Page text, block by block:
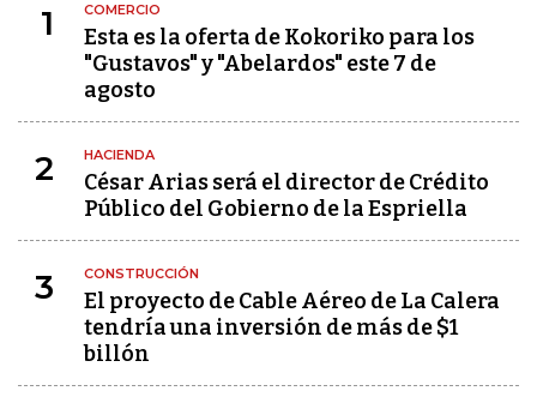
1 COMERCIO
Esta es la oferta de Kokoriko para los
"Gustavos" y "Abelardos" este 7 de
agosto
2 HACIENDA
César Arias será el director de Crédito
Público del Gobierno de la Espriella
3 CONSTRUCCIÓN
El proyecto de Cable Aéreo de La Calera
tendría una inversión de más de $1
billón